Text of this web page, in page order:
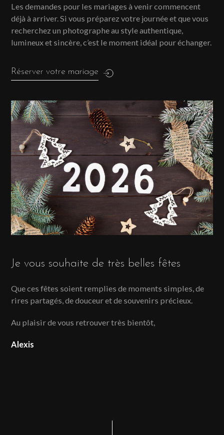
Les demandes pour les mariages à venir commencent
déjà à arriver. Si vous préparez votre journée et que vous
recherchez un photographe au style authentique,
lumineux et sincère, c’est le moment idéal pour échanger.
Réserver votre mariage
Je vous souhaite de très belles fêtes
Que ces fêtes soient remplies de moments simples, de
rires partagés, de douceur et de souvenirs précieux.
Au plaisir de vous retrouver très bientôt,
Alexis